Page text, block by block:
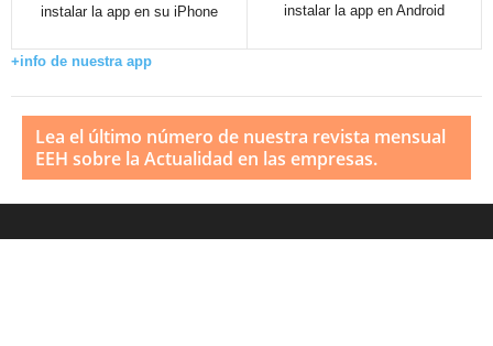
instalar la app en su iPhone
instalar la app en Android
+info de nuestra app
Lea el último número de nuestra revista mensual
EEH sobre la Actualidad en las empresas.